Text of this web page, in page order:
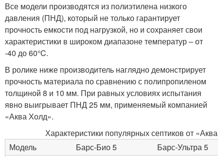
Все модели производятся из полиэтилена низкого
давления (ПНД), который не только гарантирует
прочность емкости под нагрузкой, но и сохраняет свои
характеристики в широком диапазоне температур – от
-40 до 60°C.
В ролике ниже производитель наглядно демонстрирует
прочность материала по сравнению с полипропиленом
толщиной 8 и 10 мм. При равных условиях испытания
явно выигрывает ПНД 25 мм, применяемый компанией
«Аква Холд».
Характеристики популярных септиков от
Модель
Барс-Био 5 Барс-Ультра 5